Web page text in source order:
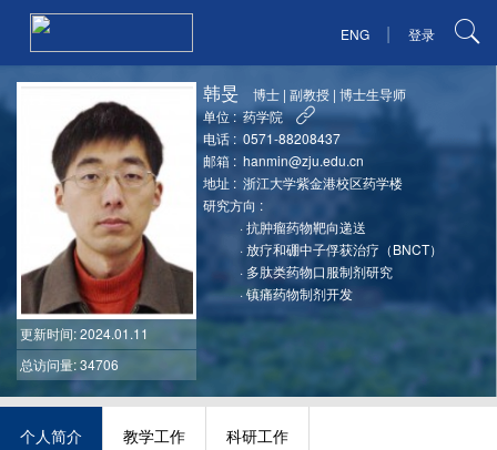
ENG | 登录
更新时间: 2024.01.11
总访问量: 34706
韩旻 博士 |副教授 |博士生导师
单位 : 药学院
电话 : 0571-88208437
邮箱 : hanmin@zju.edu.cn
地址 : 浙江大学紫金港校区药学楼
研究方向 :
·抗肿瘤药物靶向递送
·放疗和硼中子俘获治疗（BNCT）
· 多肽类药物口服制剂研究
·镇痛药物制剂开发
个人简介 教学工作 科研工作